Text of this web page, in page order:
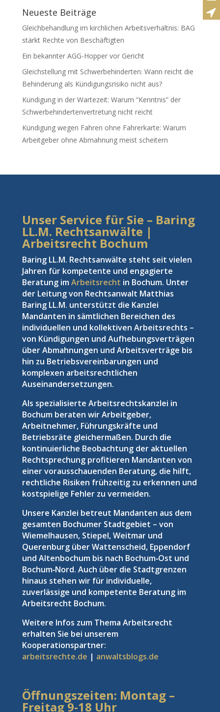
Neueste Beiträge
Gleichbehandlung im kirchlichen Arbeitsverhältnis: BAG
stärkt Rechte von Beschäftigten
Ein bekannter AGG-Hopper vor Gericht
Gleichstellung mit Schwerbehinderten: Wann reicht die
Behinderung als Kündigungsrisiko nicht aus?
Kündigung in der Wartezeit: Warum “Kenntnis” der
Schwerbehindertenvertretung nicht reicht
Kündigung wegen Fahren ohne Fahrerkarte: Warum
Arbeitgeber ohne Abmahnung meist scheitern
Unser Service für Sie – Baring
LL.M. Rechtsanwälte |
Arbeitsrecht Bochum
Baring LL.M. Rechtsanwälte steht seit vielen
Jahren für kompetente und engagierte
Beratung imArbeitsrecht in Bochum. Unter
der Leitung von Rechtsanwalt Matthias
Baring LL.M. unterstützt die Kanzlei
Mandanten in sämtlichen Bereichen des
individuellen und kollektiven Arbeitsrechts –
von Kündigungen und Aufhebungsverträgen
über Abmahnungen und Arbeitsverträge bis
hin zu Betriebsvereinbarungen und
komplexen arbeitsrechtlichen
Auseinandersetzungen.
Als spezialisierte Arbeitsrechtskanzlei in
Bochum beraten wir Arbeitgeber,
Arbeitnehmer, Führungskräfte und
Betriebsräte gleichermaßen. Durch die
kontinuierliche Beobachtung der aktuellen
Rechtsprechung profitieren Mandanten von
einer vorausschauenden Beratung, die hilft,
rechtliche Risiken frühzeitig zu erkennen und
kostspielige Fehler zu vermeiden.
Unsere Kanzlei betreut Mandanten aus dem
gesamten Bochumer Stadtgebiet – von
Wiemelhausen, Stiepel, Weitmar und
Querenburg über Wattenscheid, Eppendorf
und Altenbochum bis nach Bochum‑Ost und
Bochum‑Nord. Auch über die Stadtgrenzen
hinaus stehen wir für individuelle,
zuverlässige und kompetente Beratung im
Arbeitsrecht Bochum.
Weitere Infos zum Thema Arbeitsrecht
erhalten Sie bei unserem
Kooperationspartner:
arbeitsrechte.de | anwaltsblogs.de
Öffnungszeiten: Montag –
Freitag9-18 Uhr